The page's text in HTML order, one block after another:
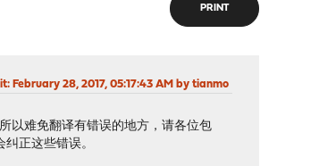
PRINT
: February 28, 2017, 05:17:43 AM by tianmo
以难免翻译有错误的地方，请各位包
正这些错误。